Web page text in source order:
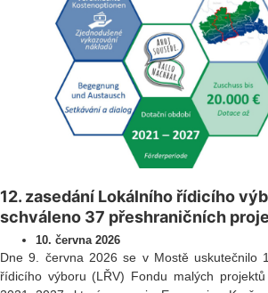
12. zasedání Lokálního řídicího
schváleno 37 přeshraničních
10. června 2026
Dne 9. června 2026 se v Mostě uskutečnilo
řídicího výboru (LŘV) Fondu malých